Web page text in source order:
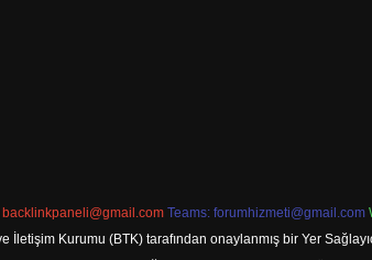
backlinkpaneli@gmail.com Teams: forumhizmeti@gmail.com
İletişim Kurumu (BTK) tarafından onaylanmış bir Yer